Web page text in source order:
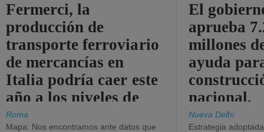
Fermerci, la
producción de
transporte ferroviario
de mercancías en
Italia podría caer este
año a los niveles de
2015.
Roma
Mapa: Nos encontramos ante datos que
El
aprueba
millones
ayuda
nacional.
Nueva Delhi
Estrategia